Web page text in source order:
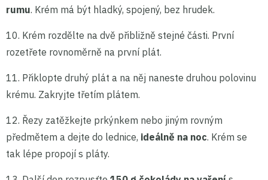
rumu. Krém má být hladký, spojený, bez hrudek.
10. Krém rozdělte na dvě přibližně stejné části. První
rozetřete rovnoměrně na první plát.
11. Přiklopte druhý plát a na něj naneste druhou polovinu
krému. Zakryjte třetím plátem.
12. Řezy zatěžkejte prkýnkem nebo jiným rovným
předmětem a dejte do lednice, ideálně na noc. Krém se
tak lépe propojí s pláty.